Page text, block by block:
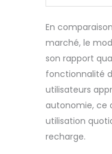
En
marché, le
son rapport
fonctionnalité
utilisateurs
autonomie, ce
utilisation
recharge.